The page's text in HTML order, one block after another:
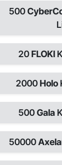
500
20FLOKI
2000Holo
500Gala
50000